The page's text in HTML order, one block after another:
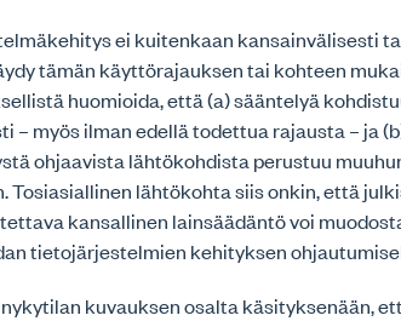
ei kuitenkaan kansainvälisesti
tämän käyttörajauksen tai kohteen
huomioida, että (a) sääntelyä
– myös ilman edellä todettua rajausta – ja
ohjaavista lähtökohdista perustuu
Tosiasiallinen lähtökohta siis onkin, että
kansallinen lainsäädäntö voi
tietojärjestelmien kehityksen
kuvauksen osalta käsityksenään,